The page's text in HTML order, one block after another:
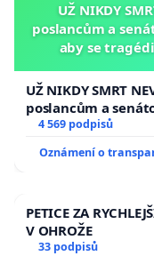
UŽ NIKDY
poslancům a
aby se
UŽ NIKDY SMRT
poslancům a
aby se tragédie
4 569 podpisů
Oznámení o
PETICE ZA
V OHROŽE
33 podpisů